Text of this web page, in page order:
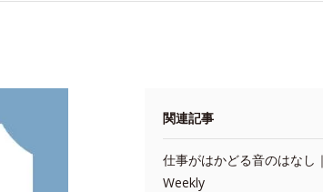
関連記事
仕事がはかどる音のはなし
Weekly